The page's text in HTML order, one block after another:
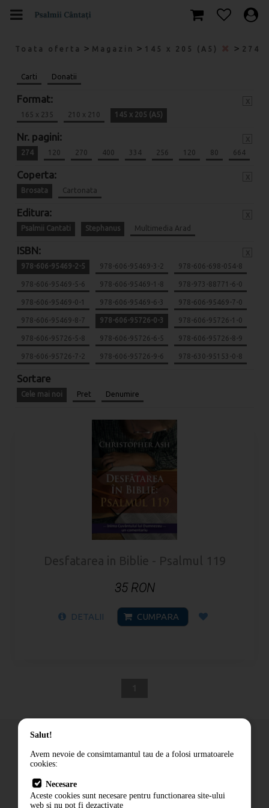
Toata oferta > Magazin > 145 x 205 (A5) > 274
Carti Donatii
Format:
165 x 235 210 x 210 145 x 205 (A5)
Nr. pagini:
274 120 270 400 334 256 120 80 664
Coperta:
Brosata Cartonata
Editura:
Psalmii Cantati Stephanus Multimedia Arad
ISBN:
978-606-95469-2-5 978-606-95469-3-2 978-606-698-054-8
978-606-95469-5-6 978-606-95469-1-8 978-973-88771-6-0
978-606-95469-0-1 978-606-95469-6-3 978-606-95469-7-0
978-606-95469-8-7 978-606-95726-0-3 978-606-95726-1-0
978-606-95726-5-8 978-606-95726-6-5 978-606-95726-8-9
978-606-95726-7-2 978-606-95726-9-6 978-630-95153-0-8
Sortare
Cele mai noi Pret Denumire
Desfatarea in Biblie - Psalmul 119
35 RON
DETALII CUMPARA
Cum comand
Livrare
Contact
Salut!
Avem nevoie de consimtamantul tau de a folosi urmatoarele
cookies:
Necesare
Aceste cookies sunt necesare pentru functionarea site-ului
web si nu pot fi dezactivate